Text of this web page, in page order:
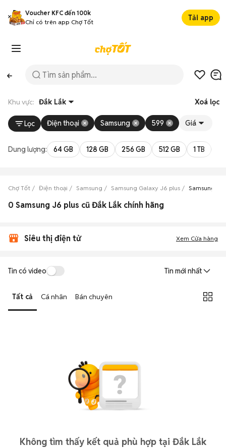
Voucher KFC đến 100k
Chỉ có trên app Chợ Tốt
Tải app
Khu vực: Đắk Lắk Xoá lọc
Lọc Điện thoại Samsung 599 Giá
Dung lượng: 64 GB 128 GB 256 GB 512 GB 1 TB
Chợ Tốt Điện thoại Samsung Samsung Galaxy J6 plus Samsung
0 Samsung J6 plus cũ Đắk Lắk chính hãng
Siêu thị điện tử Xem Cửa hàng
Tin có video Tin mới nhất
Tất cả Cá nhân Bán chuyên
Không tìm thấy kết quả phù hợp tại Đắk Lắk